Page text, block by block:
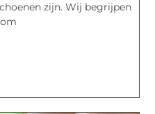
zijn. Wij begrijpen